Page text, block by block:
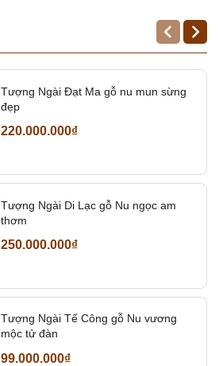
Tượng Ngài Đạt Ma gỗ nu mun sừng
đẹp
220.000.000₫
Tượng Ngài Di Lạc gỗ Nu ngọc am
thơm
250.000.000₫
Tượng Ngài Tế Công gỗ Nu vương
mộc tử đàn
99.000.000₫